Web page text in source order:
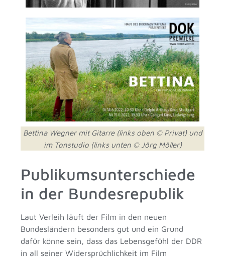
Bettina Wegner mit Gitarre (links oben © Privat) und
im Tonstudio (links unten © Jörg Möller)
Publikumsunterschiede
in der Bundesrepublik
Laut Verleih läuft der Film in den neuen
Bundesländern besonders gut und ein Grund
dafür könne sein, dass das Lebensgefühl der DDR
in all seiner Widersprüchlichkeit im Film